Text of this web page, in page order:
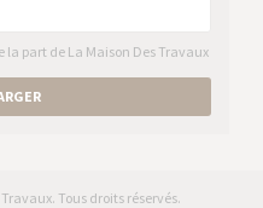
la part de La Maison Des Travaux
Tous droits réservés.